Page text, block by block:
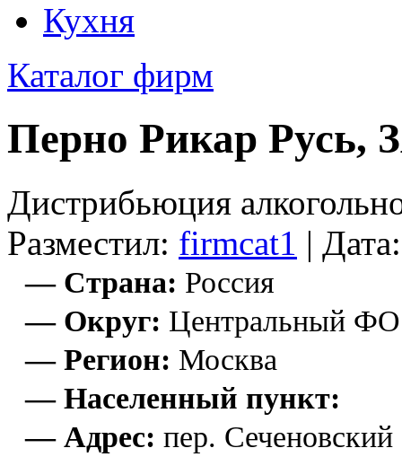
Кухня
Каталог фирм
Перно Рикар Русь,
Дистрибьюция
Разместил: firmcat1 |
— Страна: Россия
— Округ: Центральный ФО
— Регион: Москва
— Населенный пункт:
— Адрес: пер.